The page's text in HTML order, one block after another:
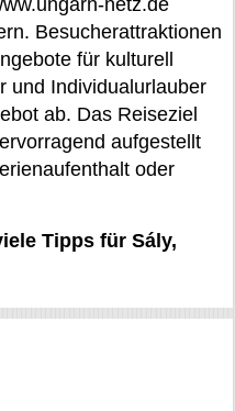
netz.de
Besucherattraktionen
für kulturell
und Individualurlauber
ab. Das Reiseziel
aufgestellt
oder
Tipps für Sály,